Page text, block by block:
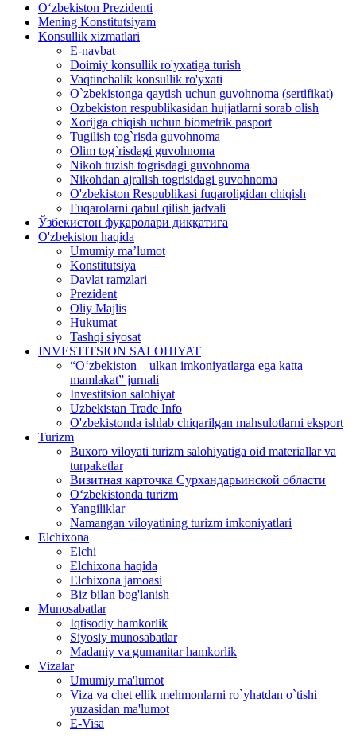
Oʻzbekiston Prezidenti
Mening Konstitutsiyam
Konsullik xizmatlari
E-navbat
Doimiy konsullik ro'yxatiga turish
Vaqtinchalik konsullik ro'yxati
O`zbekistonga qaytish uchun guvohnoma (sertifikat)
Ozbekiston respublikasidan hujjatlarni sorab olish
Xorijga chiqish uchun biometrik pasport
Tugilish tog`risda guvohnoma
Olim tog`risdagi guvohnoma
Nikoh tuzish togrisdagi guvohnoma
Nikohdan ajralish togrisidagi guvohnoma
O'zbekiston Respublikasi fuqaroligidan chiqish
Fuqarolarni qabul qilish jadvali
Ўзбекистон фуқаролари диққатига
O'zbekiston haqida
Umumiy ma’lumot
Konstitutsiya
Davlat ramzlari
Prezident
Oliy Majlis
Hukumat
Tashqi siyosat
INVESTITSION SALOHIYAT
“Oʻzbekiston – ulkan imkoniyatlarga ega katta
mamlakat” jurnali
Investitsion salohiyat
Uzbekistan Trade Info
O'zbekistonda ishlab chiqarilgan mahsulotlarni eksport
Turizm
Buxoro viloyati turizm salohiyatiga oid materiallar va
turpaketlar
Визитная карточка Сурхандарьинской области
Oʻzbekistonda turizm
Yangiliklar
Namangan viloyatining turizm imkoniyatlari
Elchixona
Elchi
Elchixona haqida
Elchixona jamoasi
Biz bilan bog'lanish
Munosabatlar
Iqtisodiy hamkorlik
Siyosiy munosabatlar
Madaniy va gumanitar hamkorlik
Vizalar
Umumiy ma'lumot
Viza va chet ellik mehmonlarni ro`yhatdan o`tishi
yuzasidan ma'lumot
E-Visa